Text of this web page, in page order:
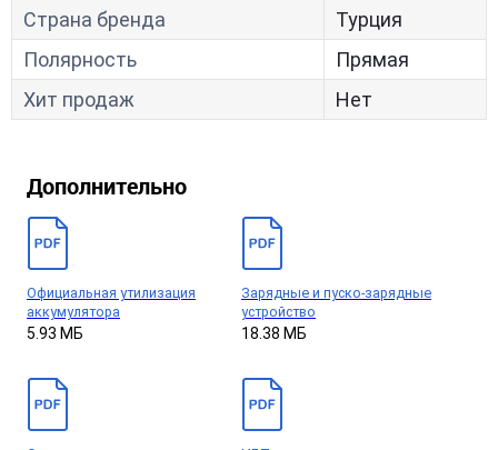
Страна бренда
Турция
Полярность
Прямая
Хит продаж
Нет
Дополнительно
Официальная утилизация
аккумулятора
5.93 МБ
Зарядные и пуско-зарядные
устройство
18.38 МБ